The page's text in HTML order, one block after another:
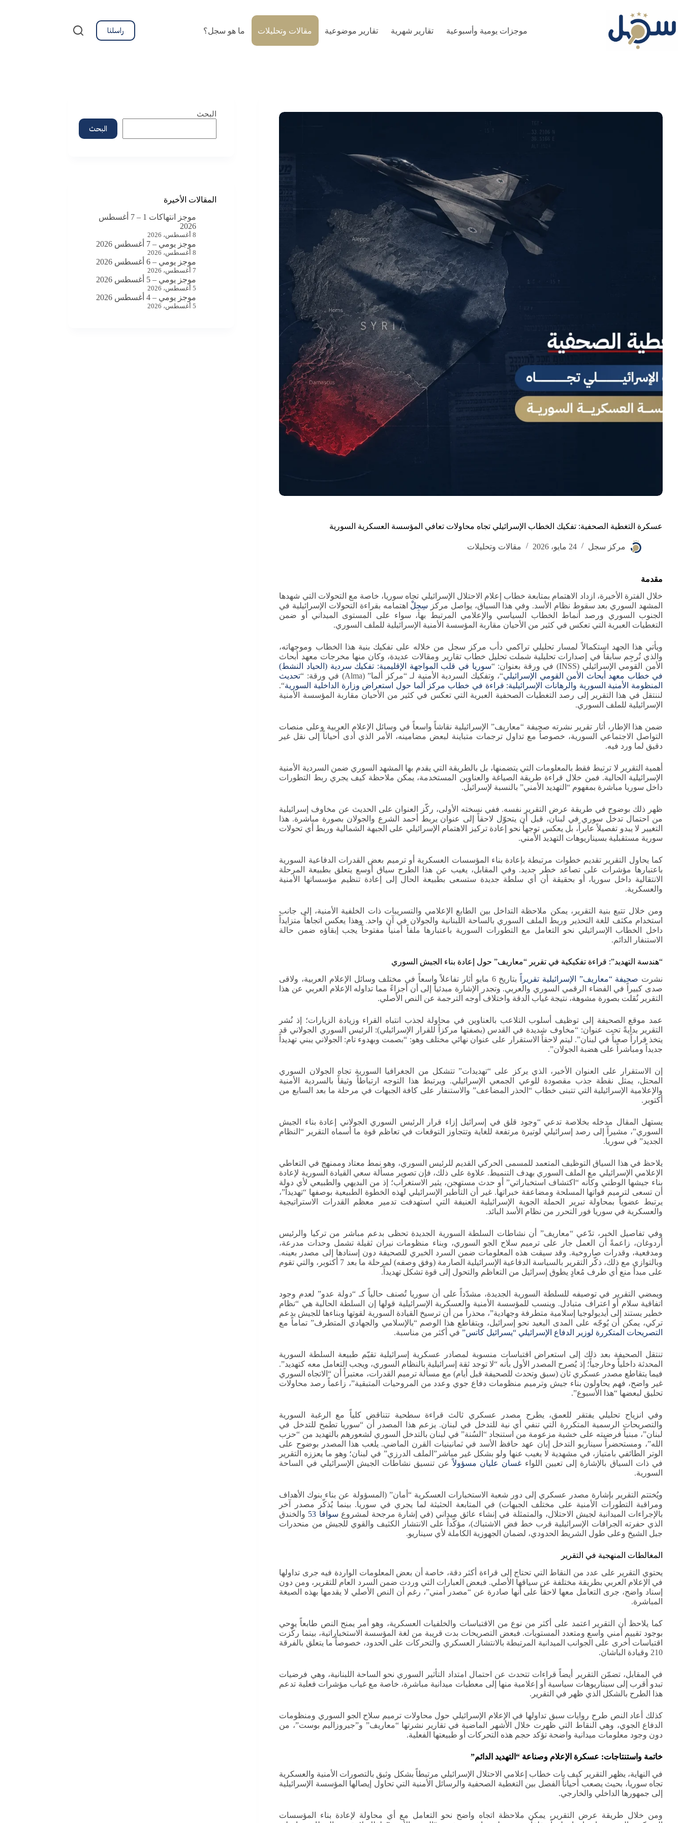
المحتوى
موجزات يومية وأسبوعية تقارير شهرية تقارير موضوعية مقالات وتحليلات ما هو سجل؟ راسلنا
عسكرة التغطية الصحفية: تفكيك الخطاب الإسرائيلي تجاه محاولات تعافي المؤسسة العسكرية السورية
مركز سجل 24 مايو، 2026 مقالات وتحليلات
مقدمة
خلال الفترة الأخيرة، ازداد الاهتمام بمتابعة خطاب إعلام الاحتلال الإسرائيلي تجاه سوريا، خاصة مع التحولات التي شهدها
المشهد السوري بعد سقوط نظام الأسد. وفي هذا السياق، يواصل مركز
سِجِل ْ اهتمامه بقراءة التحولات الإسرائيلية في
الجنوب السوري ورصد أنماط الخطاب السياسي والإعلامي المرتبط بها، سواء على المستوى الميداني أو ضمن
التغطيات العبرية التي تعكس في كثير من الأحيان مقاربة المؤسسة الأمنية الإسرائيلية للملف السوري.
ويأتي هذا الجهد استكمالاً لمسار تحليلي تراكمي دأب مركز سجل من خلاله على تفكيك بنية هذا الخطاب وموجهاته،
والذي تُرجِم سابقاً في إصدارات تحليلية شملت تحليل خطاب تقارير ومقالات عديدة، وكان منها مخرجات معهد أبحاث
الأمن القومي الإسرائيلي (INSS) في ورقة بعنوان: “
سوريا في قلب المواجهة الإقليمية: تفكيك سردية (الحياد النشط)
في خطاب معهد أبحاث الأمن القومي الإسرائيلي“، وتفكيك السردية الأمنية لـ “مركز ألما” (Alma) في ورقة: “
تحديث
المنظومة الأمنية السورية والرهانات الإسرائيلية: قراءة في خطاب مركز ألما حول استعراض وزارة الداخلية السورية“.
لننتقل في هذا التقرير إلى رصد التغطيات الصحفية العبرية التي تعكس في كثير من الأحيان مقاربة المؤسسة الأمنية
الإسرائيلية للملف السوري.
ضمن هذا الإطار، أثار تقرير نشرته صحيفة “معاريف” الإسرائيلية نقاشاً واسعاً في وسائل الإعلام العربية وعلى منصات
التواصل الاجتماعي السورية، خصوصاً مع تداول ترجمات متباينة لبعض مضامينه، الأمر الذي أدى أحياناً إلى نقل غير
دقيق لما ورد فيه.
أهمية التقرير لا ترتبط فقط بالمعلومات التي يتضمنها، بل بالطريقة التي يقدم بها المشهد السوري ضمن السردية الأمنية
الإسرائيلية الحالية. فمن خلال قراءة طريقة الصياغة والعناوين المستخدمة، يمكن ملاحظة كيف يجري ربط التطورات
داخل سوريا مباشرة بمفهوم “التهديد الأمني” بالنسبة لإسرائيل.
ظهر ذلك بوضوح في طريقة عرض التقرير نفسه. ففي نسخته الأولى، ركّز العنوان على الحديث عن مخاوف إسرائيلية
من احتمال تدخل سوري في لبنان، قبل أن يتحوّل لاحقاً إلى عنوان يربط أحمد الشرع والجولان بصورة مباشرة. هذا
التغيير لا يبدو تفصيلاً عابراً، بل يعكس توجهاً نحو إعادة تركيز الاهتمام الإسرائيلي على الجبهة الشمالية وربط أي تحولات
سورية مستقبلية بسيناريوهات التهديد الأمني.
كما يحاول التقرير تقديم خطوات مرتبطة بإعادة بناء المؤسسات العسكرية أو ترميم بعض القدرات الدفاعية السورية
باعتبارها مؤشرات على تصاعد خطر جديد. وفي المقابل، يغيب عن هذا الطرح سياق أوسع يتعلق بطبيعة المرحلة
الانتقالية داخل سوريا، أو بحقيقة أن أي سلطة جديدة ستسعى بطبيعة الحال إلى إعادة تنظيم مؤسساتها الأمنية
والعسكرية.
ومن خلال تتبع بنية التقرير، يمكن ملاحظة التداخل بين الطابع الإعلامي والتسريبات ذات الخلفية الأمنية، إلى جانب
استخدام مكثف للغة التحذير وربط الملف السوري بالساحة اللبنانية والجولان في آن واحد. وهذا يعكس اتجاهاً متزايداً
داخل الخطاب الإسرائيلي نحو التعامل مع التطورات السورية باعتبارها ملفاً أمنياً مفتوحاً يجب إبقاؤه ضمن حالة
الاستنفار الدائم.
“هندسة التهديد”: قراءة تفكيكية في تقرير “معاريف” حول إعادة بناء الجيش السوري
نشرت صحيفة “معاريف” الإسرائيلية تقريراً
بتاريخ 6 مايو أثار تفاعلاً واسعاً في مختلف وسائل الإعلام العربية، ولاقى
صدى كبيراً في الفضاء الرقمي السوري والعربي. وتجدر الإشارة مبدئياً إلى أن أجزاءً مما تداوله الإعلام العربي عن هذا
التقرير نُقلت بصورة مشوهة، نتيجة غياب الدقة واختلاف أوجه الترجمة عن النص الأصلي.
عمد موقع الصحيفة إلى توظيف أسلوب التلاعب بالعناوين في محاولة لجذب انتباه القراء وزيادة الزيارات؛ إذ نُشر
التقرير بدايةً تحت عنوان: “مخاوف شديدة في القدس (بصفتها مركزاً للقرار الإسرائيلي): الرئيس السوري الجولاني قد
يتخذ قراراً صعباً في لبنان”. ليتم لاحقاً الاستقرار على عنوان نهائي مختلف وهو: “بصمت وبهدوء تام: الجولاني يبني تهديداً
جديداً ومباشراً على هضبة الجولان”.
إن الاستقرار على العنوان الأخير، الذي يركز على “تهديدات” تتشكل من الجغرافيا السورية تجاه الجولان السوري
المحتل، يمثل نقطة جذب مقصودة للوعي الجمعي الإسرائيلي. ويرتبط هذا التوجه ارتباطاً وثيقاً بالسردية الأمنية
والإعلامية الإسرائيلية التي تتبنى خطاب “الحذر المضاعف” والاستنفار على كافة الجبهات في مرحلة ما بعد السابع من
أكتوبر.
يستهل المقال مدخله بخلاصة تدعي “وجود قلق في إسرائيل إزاء قرار الرئيس السوري الجولاني إعادة بناء الجيش
السوري”، مشيراً إلى رصد إسرائيلي لوتيرة مرتفعة للغاية وتتجاوز التوقعات في تعاظم قوة ما أسماه التقرير “النظام
الجديد” في سوريا.
يلاحظ في هذا السياق التوظيف المتعمد للمسمى الحركي القديم للرئيس السوري، وهو نمط معتاد وممنهج في التعاطي
الإعلامي الإسرائيلي مع الملف السوري بهدف التنميط. علاوة على ذلك، فإن تصوير مسألة سعي القيادة السورية لإعادة
بناء جيشها الوطني وكأنه “اكتشاف استخباراتي” أو حدث مستهجن، يثير الاستغراب؛ إذ من البديهي والطبيعي لأي دولة
أن تسعى لترميم قواتها المسلحة ومضاعفة خبراتها. غير أن التأطير الإسرائيلي لهذه الخطوة الطبيعية بوصفها “تهديداً”،
يرتبط عضوياً بمحاولة تبرير الحملة الجوية الإسرائيلية العنيفة التي استهدفت تدمير معظم القدرات الاستراتيجية
والعسكرية في سوريا فور التحرر من نظام الأسد البائد.
وفي تفاصيل الخبر، تدّعي “معاريف” أن نشاطات السلطة السورية الجديدة تحظى بدعم مباشر من تركيا والرئيس
أردوغان، زاعمةً أن العمل جار على ترميم سلاح الجو السوري، وبناء منظومات نيران ثقيلة تشمل وحدات مدرعة،
ومدفعية، وقدرات صاروخية. وقد سيقت هذه المعلومات ضمن السرد الخبري للصحيفة دون إسنادها إلى مصدر بعينه.
وبالتوازي مع ذلك، ذكّر التقرير بالسياسة الدفاعية الإسرائيلية الصارمة (وفق وصفه) لمرحلة ما بعد 7 أكتوبر، والتي تقوم
على مبدأ منع أي طرف مُعادٍ يطوق إسرائيل من التعاظم والتحول إلى قوة تشكل تهديداً.
ويمضي التقرير في توصيفه للسلطة السورية الجديدة، مشدّداً على أن سوريا تُصنف حالياً كـ “دولة عدو” لعدم وجود
اتفاقية سلام أو اعتراف متبادل. وينسب للمؤسسة الأمنية والعسكرية الإسرائيلية قولها إن السلطة الحالية هي “نظام
خطير يستند إلى أيديولوجيا إسلامية متطرفة وجهادية”، محذراً من أن ترسيخ القيادة السورية لقوتها وبناءها للجيش بدعم
تركي، يمكن أن يُوجّه على المدى البعيد نحو إسرائيل، ويتقاطع هذا الوصم “بالإسلامي والجهادي المتطرف” تماماً مع
التصريحات المتكررة لوزير الدفاع الإسرائيلي “يسرائيل كاتس” في أكثر من مناسبة.
تنتقل الصحيفة بعد ذلك إلى استعراض اقتباسات منسوبة لمصادر عسكرية إسرائيلية تقيّم طبيعة السلطة السورية
المحدثة داخلياً وخارجياً؛ إذ يُصرح المصدر الأول بأنه “لا توجد ثقة إسرائيلية بالنظام السوري، ويجب التعامل معه كتهديد”.
فيما يتقاطع مصدر عسكري ثان (سبق وتحدث للصحيفة قبل أيام) مع مسألة ترميم القدرات، معتبراً أن “الاتجاه السوري
غير واضح، فهم يحاولون بناء جيش وترميم منظومات دفاع جوي وعدد من المروحيات المتبقية”، زاعماً رصد محاولات
تحليق لبعضها “هذا الأسبوع”.
وفي انزياح تحليلي يفتقر للعمق، يطرح مصدر عسكري ثالث قراءة سطحية تتناقض كلياً مع الرغبة السورية
والتصريحات الرسمية المتكررة التي تنفي أي نية للتدخل في لبنان. يزعم هذا المصدر أن “سوريا تطمح للتدخل في
لبنان”، مبنياً فرضيته على خشية مزعومة من استنجاد “السُنة” في لبنان بالتدخل السوري لشعورهم بالتهديد من “حزب
الله”، ومستحضراً سيناريو التدخل إبان عهد حافظ الأسد في ثمانينيات القرن الماضي. يلعب هذا المصدر بوضوح على
الوتر الطائفي بامتياز، في مشهدية لا يغيب عنها ولو بشكل غير مباشر”الملف الدرزي” في لبنان؛ وهو ما يعززه التقرير
في ذات السياق بالإشارة إلى تعيين اللواء غسان عليان مسؤولاً عن تنسيق نشاطات الجيش الإسرائيلي في الساحة
السورية.
ويُختتم التقرير بإشارة مصدر عسكري إلى دور شعبة الاستخبارات العسكرية “أمان” (المسؤولة عن بناء بنوك الأهداف
ومراقبة التطورات الأمنية على مختلف الجبهات) في المتابعة الحثيثة لما يجري في سوريا. بينما يُذكّر مصدر آخر
بالإجراءات الميدانية لجيش الاحتلال، والمتمثلة في إنشاء عائق ميداني (في إشارة مرجحة لمشروع سوافا 53
والخندق
الذي حفرته الجرافات الإسرائيلية قرب خط فض الاشتباك)، مؤكّداً على الانتشار الكثيف والقوي للجيش من منحدرات
جبل الشيخ وعلى طول الشريط الحدودي، لضمان الجهوزية الكاملة لأي سيناريو.
المغالطات المنهجية في التقرير
يحتوي التقرير على عدد من النقاط التي تحتاج إلى قراءة أكثر دقة، خاصة أن بعض المعلومات الواردة فيه جرى تداولها
في الإعلام العربي بطريقة مختلفة عن سياقها الأصلي. فبعض العبارات التي وردت ضمن السرد العام للتقرير، ومن دون
إسناد واضح، جرى التعامل معها لاحقاً على أنها صادرة عن “مصدر أمني”، رغم أن النص الأصلي لا يقدمها بهذه الصيغة
المباشرة.
كما يلاحظ أن التقرير اعتمد على أكثر من نوع من الاقتباسات والخلفيات العسكرية، وهو أمر يمنح النص طابعاً يوحي
بوجود تقييم أمني واسع ومتعدد المستويات. فبعض التصريحات بدت قريبة من لغة المؤسسة الاستخباراتية، بينما ركّزت
اقتباسات أخرى على الجوانب الميدانية المرتبطة بالانتشار العسكري والتحركات على الحدود، خصوصاً ما يتعلق بالفرقة
210 وقيادة الباشان.
في المقابل، تضمّن التقرير أيضاً قراءات تتحدث عن احتمال امتداد التأثير السوري نحو الساحة اللبنانية، وهي فرضيات
تبدو أقرب إلى سيناريوهات سياسية أو إعلامية منها إلى معطيات ميدانية مباشرة، خاصة مع غياب مؤشرات فعلية تدعم
هذا الطرح بالشكل الذي ظهر في التقرير.
كذلك أعاد النص طرح روايات سبق تداولها في الإعلام الإسرائيلي حول محاولات ترميم سلاح الجو السوري ومنظومات
الدفاع الجوي، وهي النقاط التي ظهرت خلال الأشهر الماضية في تقارير نشرتها “معاريف” و”جيروزاليم بوست”، من
دون وجود معلومات ميدانية واضحة تؤكد حجم هذه التحركات أو طبيعتها الفعلية.
خاتمة واستنتاجات: عسكرة الإعلام وصناعة “التهديد الدائم”
في النهاية، يظهر التقرير كيف بات خطاب إعلامي الاحتلال الإسرائيلي مرتبطاً بشكل وثيق بالتصورات الأمنية والعسكرية
تجاه سوريا، بحيث يصعب أحياناً الفصل بين التغطية الصحفية والرسائل الأمنية التي تحاول إيصالها المؤسسة الإسرائيلية
إلى جمهورها الداخلي والخارجي.
ومن خلال طريقة عرض التقرير، يمكن ملاحظة اتجاه واضح نحو التعامل مع أي محاولة لإعادة بناء المؤسسات
البحث
البحث
المقالات الأخيرة
موجز انتهاكات 1 – 7 أغسطس
2026
8 أغسطس، 2026
موجز يومي – 7 أغسطس 2026
8 أغسطس، 2026
موجز يومي – 6 أغسطس 2026
7 أغسطس، 2026
موجز يومي – 5 أغسطس 2026
5 أغسطس، 2026
موجز يومي – 4 أغسطس 2026
5 أغسطس، 2026